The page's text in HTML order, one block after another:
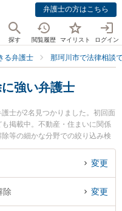
弁護士の方はこちら
探す 閲覧履歴 マイリスト ログイン
る弁護士 那珂川市で法律相談
強い弁護士
士が2名見つかりました。初回面
掲載中。不動産・住まいに関係
等の細かな分野での絞り込み検
那珂川オフィスの後藤 祐
士のプロフィール情報や弁護士
たい』『初回相談無料で不動産
に相談予約したい』などでお困
変更
除 変更